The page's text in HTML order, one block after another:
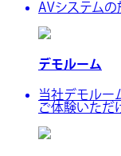
AVシステムの
デモルーム
当社デモルー
ご体験いただ